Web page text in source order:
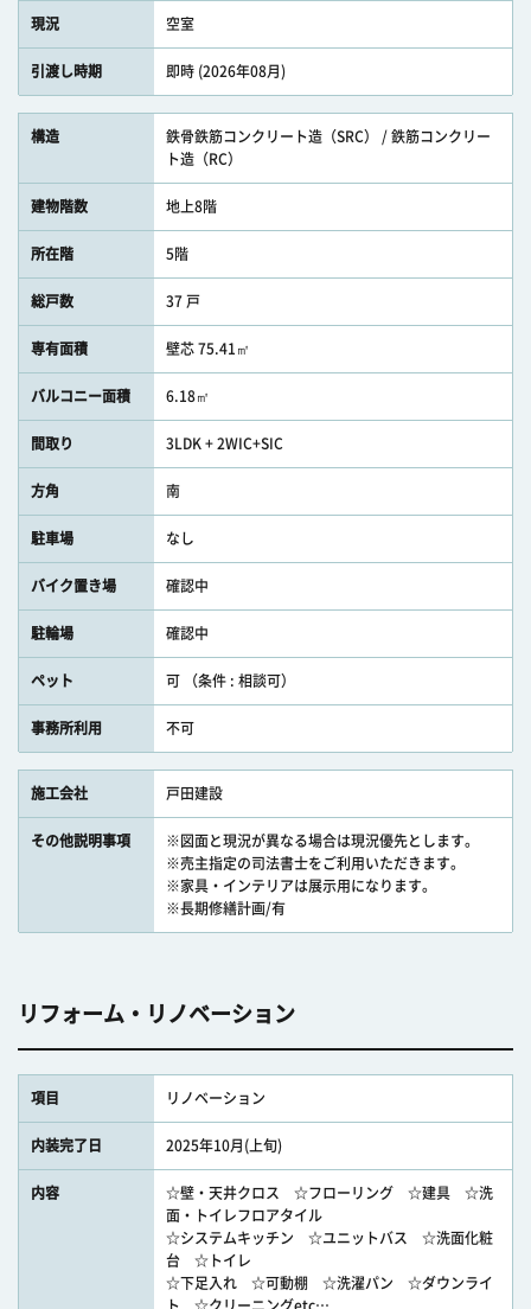
現況 空室
引渡し時期 即時 (2026年08月)
構造
鉄骨鉄筋コンクリート造（SRC） / 鉄筋コンクリー
ト造（RC）
建物階数 地上8階
所在階 5階
総戸数 37 戸
専有面積 壁芯 75.41㎡
バルコニー面積 6.18㎡
間取り 3LDK + 2WIC+SIC
方角 南
駐車場 なし
バイク置き場 確認中
駐輪場 確認中
ペット 可 （条件 : 相談可）
事務所利用 不可
施工会社 戸田建設
その他説明事項
※図面と現況が異なる場合は現況優先とします。
※売主指定の司法書士をご利用いただきます。
※家具・インテリアは展示用になります。
※長期修繕計画/有
リフォーム・リノベーション
項目 リノベーション
内装完了日 2025年10月(上旬)
内容
☆壁・天井クロス ☆フローリング ☆建具 ☆洗
面・トイレフロアタイル
☆システムキッチン ☆ユニットバス ☆洗面化粧
台 ☆トイレ
☆下足入れ ☆可動棚 ☆洗濯パン ☆ダウンライ
ト ☆クリーニングetc…